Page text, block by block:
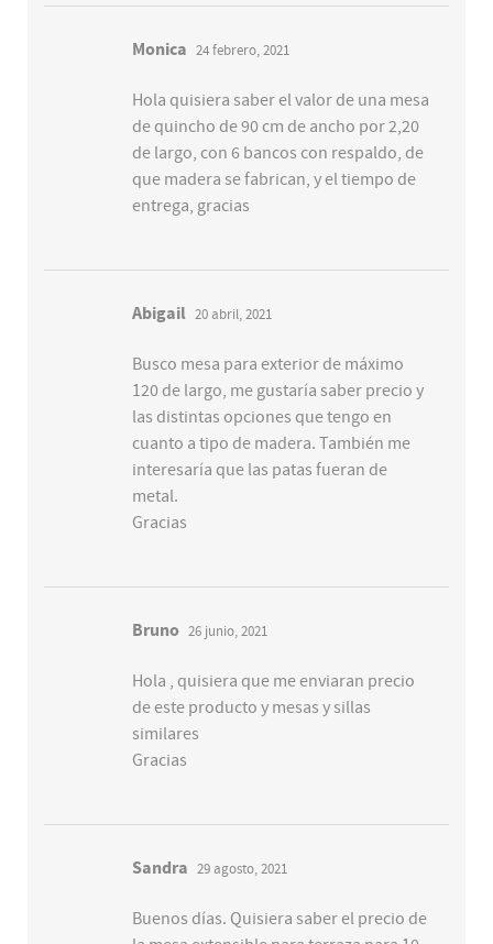
Monica 24 febrero, 2021
Hola quisiera saber el valor de una mesa
de quincho de 90 cm de ancho por 2,20
de largo, con 6 bancos con respaldo, de
que madera se fabrican, y el tiempo de
entrega, gracias
Abigail 20 abril, 2021
Busco mesa para exterior de máximo
120 de largo, me gustaría saber precio y
las distintas opciones que tengo en
cuanto a tipo de madera. También me
interesaría que las patas fueran de
metal.
Gracias
Bruno 26 junio, 2021
Hola , quisiera que me enviaran precio
de este producto y mesas y sillas
similares
Gracias
Sandra 29 agosto, 2021
Buenos días. Quisiera saber el precio de